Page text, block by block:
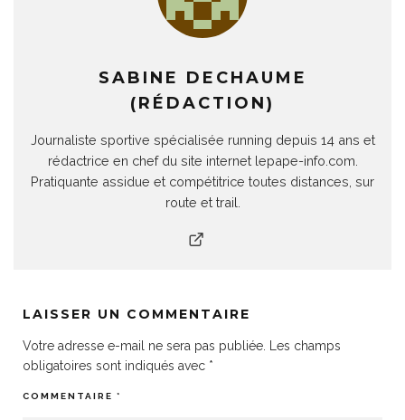
SABINE DECHAUME
(RÉDACTION)
Journaliste sportive spécialisée running depuis 14 ans et
rédactrice en chef du site internet lepape-info.com.
Pratiquante assidue et compétitrice toutes distances, sur
route et trail.
LAISSER UN COMMENTAIRE
Votre adresse e-mail ne sera pas publiée.
Les champs
obligatoires sont indiqués avec *
COMMENTAIRE *